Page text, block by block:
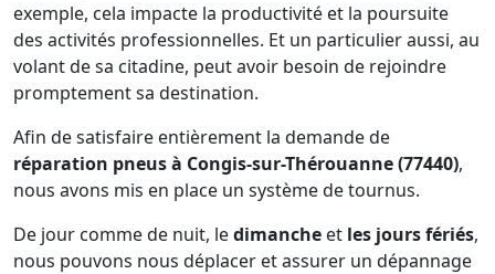
exemple, cela impacte la productivité et la poursuite
des activités professionnelles. Et un particulier aussi, au
volant de sa citadine, peut avoir besoin de rejoindre
promptement sa destination.
Afin de satisfaire entièrement la demande de
réparation pneus à Congis-sur-Thérouanne (77440),
nous avons mis en place un système de tournus.
De jour comme de nuit, ledimanche et les jours fériés,
nous pouvons nous déplacer et assurer un dépannage